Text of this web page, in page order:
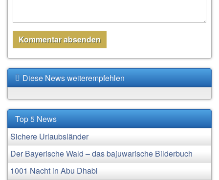
Diese News weiterempfehlen
Top 5 News
Sichere Urlaubsländer
Der Bayerische Wald – das bajuwarische Bilderbuch
1001 Nacht in Abu Dhabi